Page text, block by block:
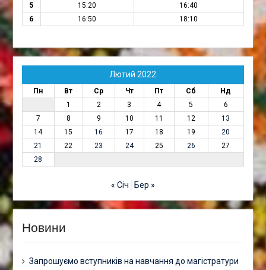
5
15:20
16:40
6
16:50 18:10
Лютий 2022
Пн Вт Ср Чт Пт Сб
Нд
1
2 3 4 5
6
7
8 9 10 11 12
13
14
15 16 17 18 19
20
21
22 23 24 25 26
27
28
« Січ Бер »
Новини
Запрошуємо вступників на навчання до магістратури